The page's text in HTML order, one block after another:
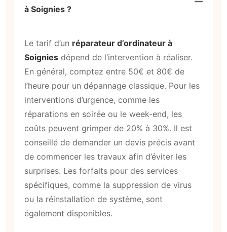
à Soignies ?
Le tarif d’un réparateur d’ordinateur à
Soignies dépend de l’intervention à réaliser.
En général, comptez entre 50€ et 80€ de
l’heure pour un dépannage classique. Pour les
interventions d’urgence, comme les
réparations en soirée ou le week-end, les
coûts peuvent grimper de 20% à 30%. Il est
conseillé de demander un devis précis avant
de commencer les travaux afin d’éviter les
surprises. Les forfaits pour des services
spécifiques, comme la suppression de virus
ou la réinstallation de système, sont
également disponibles.